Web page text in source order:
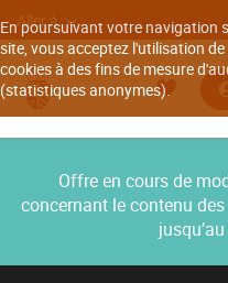
En poursuivant votre navigation
site, vous acceptez l'utilisation de
cookies à des fins de mesure
(statistiques anonymes).
Aller à
Offre en cours de
concernant le contenu